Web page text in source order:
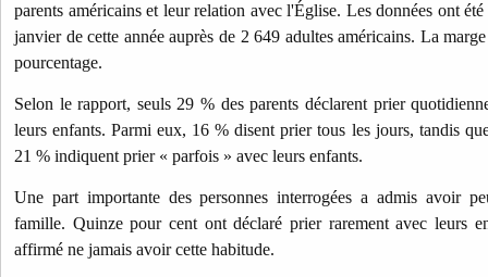
parents américains et leur relation avec l'Église. Les données ont
janvier de cette année auprès de 2 649 adultes américains. La
pourcentage.
Selon le rapport, seuls 29 % des parents déclarent prier
leurs enfants. Parmi eux, 16 % disent prier tous les jours, tandis
21 % indiquent prier « parfois » avec leurs enfants.
Une part importante des personnes interrogées a admis avoir
famille. Quinze pour cent ont déclaré prier rarement avec leurs
affirmé ne jamais avoir cette habitude.